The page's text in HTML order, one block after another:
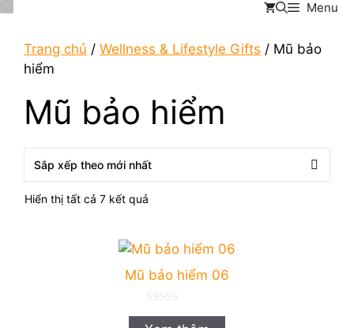
Chuyển
dung
Menu
Trang chủ / Wellness & Lifestyle Gifts / Mũ bảo
hiểm
Mũ bảo hiểm
Hiển thị tất cả 7 kết quả
theo
nhất
Mũ bảo hiểm 06
0
n